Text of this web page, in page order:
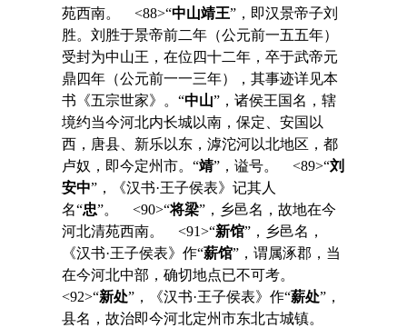
苑西南。 <88>“中山靖王”，即汉景帝子刘
胜。刘胜于景帝前二年（公元前一五五年）
受封为中山王，在位四十二年，卒于武帝元
鼎四年（公元前一一三年），其事迹详见本
书《五宗世家》。“中山”，诸侯王国名，辖
境约当今河北内长城以南，保定、安国以
西，唐县、新乐以东，滹沱河以北地区，都
卢奴，即今定州市。“靖”，谥号。 <89>“刘
安中”，《汉书·王子侯表》记其人
名“忠”。 <90>“将梁”，乡邑名，故地在今
河北清苑西南。 <91>“新馆”，乡邑名，
《汉书·王子侯表》作“薪馆”，谓属涿郡，当
在今河北中部，确切地点已不可考。
<92>“新处”，《汉书·王子侯表》作“薪处”，
县名，故治即今河北定州市东北古城镇。